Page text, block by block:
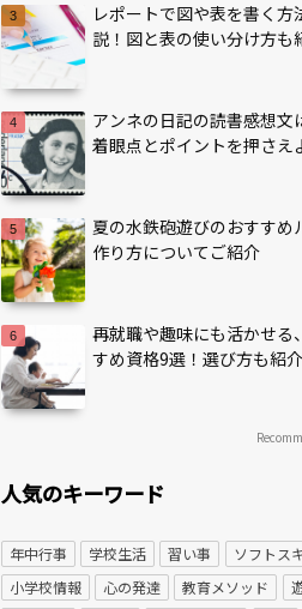
レポートで図や表を書く方
説！図と表の使い分け方も
アンネの日記の読書感想文
着眼点とポイントを押さえ
夏の水鉄砲遊びのおすすめ
作り方についてご紹介
再就職や趣味にも活かせる
すめ資格9選！選び方も紹介
人気のキーワード
年中行事 学校生活 習い事
ソフトス
小学校情報
心の発達 教育メソッド